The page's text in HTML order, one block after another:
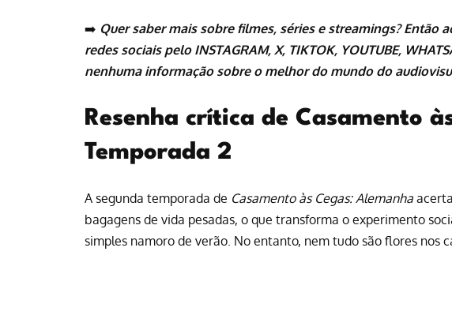
➡️ Quer saber mais sobre filmes, sériese streamings? Então
redes sociais pelo INSTAGRAM, X, TIKTOK, YOUTUBE,
nenhuma informação sobre o melhor do mundo do
Resenha crítica de Casamento
Temporada 2
A segunda temporada de Casamento às Cegas: Alemanha
bagagens de vida pesadas, o que transforma o experimento
simples namoro de verão. No entanto, nem tudo são flores nos